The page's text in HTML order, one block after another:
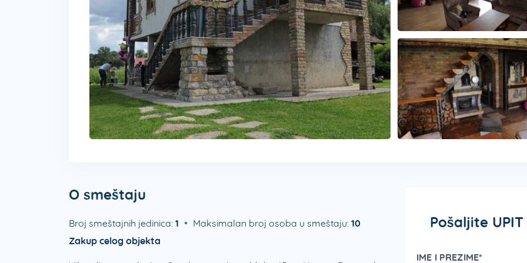
O smeštaju
Broj smeštajnih jedinica: 1 Maksimalan broj osoba u smeštaju: 10
Zakup celog objekta
Pošaljite
IME I PREZIME*